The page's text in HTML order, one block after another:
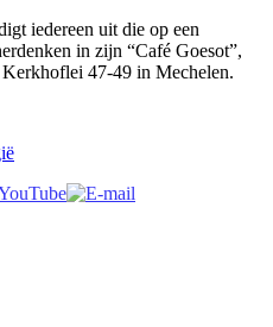
iedereen uit die op een
in zijn “Café Goesot”,
47-49 in Mechelen.